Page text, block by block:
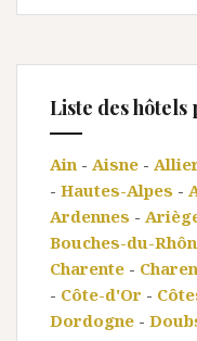
Liste des
Ain - Aisne -
- Hautes-Alpes -
Ardennes -
Bouches-du-
Charente -
- Côte-d'Or -
Dordogne -